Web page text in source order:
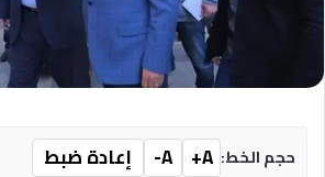
حجم الخط: A+
A- إعادة ضبط